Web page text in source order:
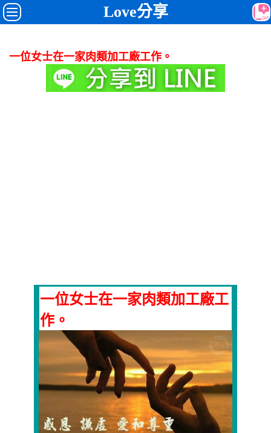
Love分享
一位女士在一家肉類加工廠工作。
一位女士在一家肉類加工廠工
作。